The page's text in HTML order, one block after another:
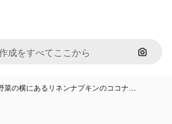
画像で
菜の横にあるリネンナプキンのココナ…